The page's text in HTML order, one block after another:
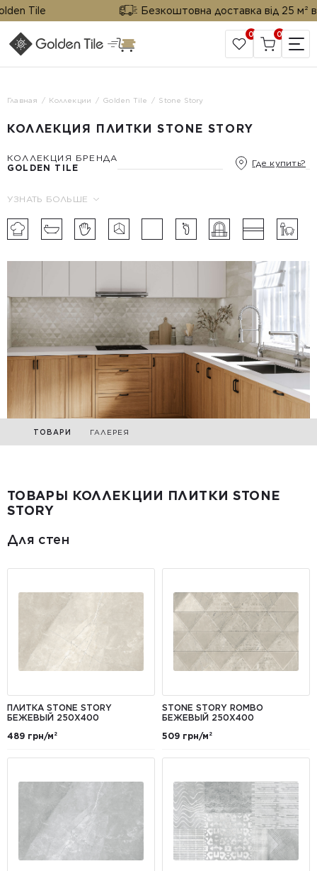
Tile Безкоштовна доставка від 25 м² від
САЙТ КОМПАНИИ
0 0
Главная Коллекции Golden Tile Stone Story
КОЛЛЕКЦИЯ ПЛИТКИ STONE STORY
КОЛЛЕКЦИЯ БРЕНДА
GOLDEN TILE
Где купить?
УЗНАТЬ БОЛЬШЕ
ТОВАРИ ГАЛЕРЕЯ
ТОВАРЫ КОЛЛЕКЦИИ ПЛИТКИ STONE
STORY
Для стен
ПЛИТКА STONE STORY
БЕЖЕВЫЙ 250X400
489 грн/м²
STONE STORY ROMBO
БЕЖЕВЫЙ 250X400
509 грн/м²